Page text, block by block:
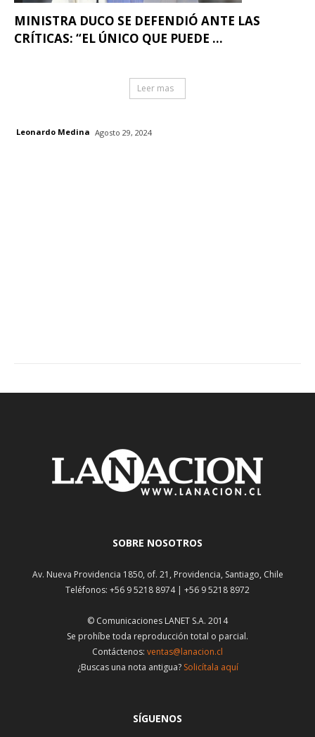
MINISTRA DUCO SE DEFENDIÓ ANTE LAS
CRÍTICAS: “EL ÚNICO QUE PUEDE ...
Leer mas
Leonardo Medina Agosto 29, 2024
SOBRE NOSOTROS
Av. Nueva Providencia 1850, of. 21, Providencia, Santiago, Chile
Teléfonos: +56 9 5218 8974 | +56 9 5218 8972
© Comunicaciones LANET S.A. 2014
Se prohíbe toda reproducción total o parcial.
Contáctenos: ventas@lanacion.cl
¿Buscas una nota antigua? Solicítala aquí
SÍGUENOS